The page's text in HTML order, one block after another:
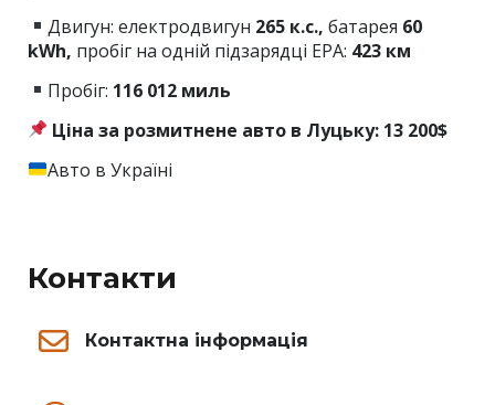
Двигун: електродвигун 265 к.с.,батарея 60
kWh, пробіг на одній підзарядці EPA: 423 км
Пробіг: 116 012 миль
Ціна за розмитнене авто в Луцьку: 13 200$
Авто в Україні
Контакти
Контактна інформація